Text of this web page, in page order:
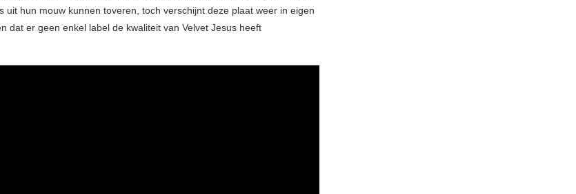
uit hun mouw kunnen toveren, toch verschijnt deze plaat weer in eigen
dat er geen enkel label de kwaliteit van Velvet Jesus heeft